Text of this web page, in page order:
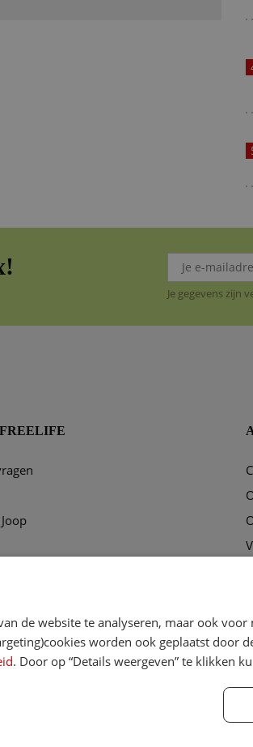
Je gegevens zijn
de website te analyseren, maar ook
worden ook geplaatst door
. Door op “Details weergeven” te klikken